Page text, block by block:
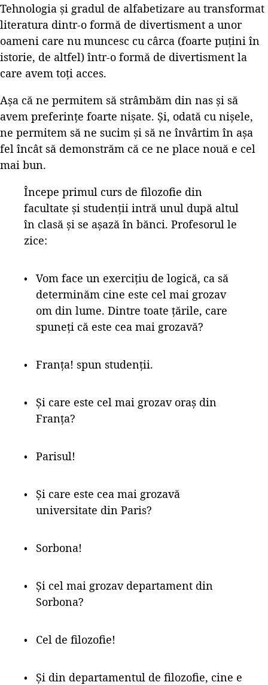
Tehnologia și gradul de alfabetizare au transformat
literatura dintr-o formă de divertisment a unor
oameni care nu muncesc cu cârca (foarte puțini în
istorie, de altfel) într-o formă de divertisment la
care avem toți acces.
Așa că ne permitem să strâmbăm din nas și să
avem preferințe foarte nișate. Și, odată cu nișele,
ne permitem să ne sucim și să ne învârtim în așa
fel încât să demonstrăm că ce ne place nouă e cel
mai bun.
Începe primul curs de filozofie din
facultate și studenții intră unul după altul
în clasă și se așază în bănci. Profesorul le
zice:
Vom face un exercițiu de logică, ca să
determinăm cine este cel mai grozav
om din lume. Dintre toate țările, care
spuneți că este cea mai grozavă?
Franța! spun studenții.
Și care este cel mai grozav oraș din
Franța?
Parisul!
Și care este cea mai grozavă
universitate din Paris?
Sorbona!
Și cel mai grozav departament din
Sorbona?
Cel de filozofie!
Și din departamentul de filozofie, cine e